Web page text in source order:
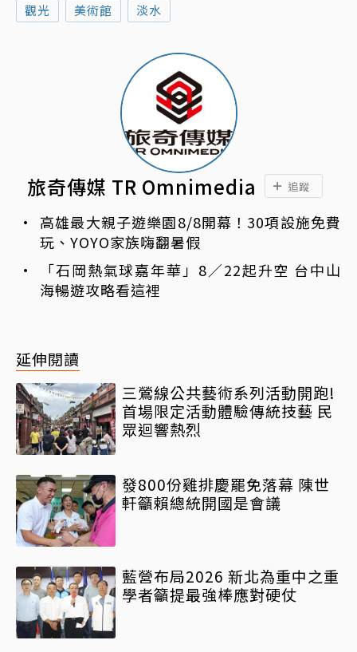
觀光 美術館 淡水
旅奇傳媒 TR Omnimedia 追蹤
高雄最大親子遊樂園8/8開幕！30項設施免費
玩、YOYO家族嗨翻暑假
「石岡熱氣球嘉年華」8／22起升空 台中山
海暢遊攻略看這裡
延伸閱讀
三鶯線公共藝術系列活動開跑!
首場限定活動體驗傳統技藝 民
眾迴響熱烈
發800份雞排慶罷免落幕 陳世
軒籲賴總統開國是會議
藍營布局2026 新北為重中之重
學者籲提最強棒應對硬仗